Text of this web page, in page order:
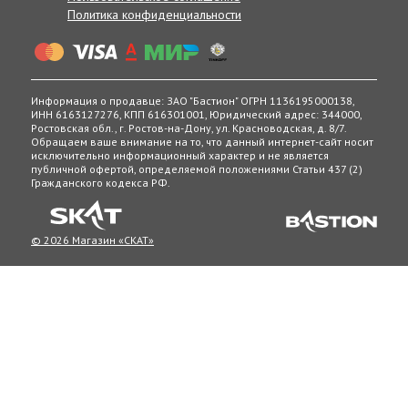
Политика конфиденциальности
© 2026 Магазин «СКАТ»
Информация о продавце: ЗАО "Бастион" ОГРН 1136195000138,
ИНН 6163127276, КПП 616301001, Юридический адрес: 344000,
Ростовская обл., г. Ростов-на-Дону, ул. Красноводская, д. 8/7.
Обращаем ваше внимание на то, что данный интернет-сайт носит
исключительно информационный характер и не является
публичной офертой, определяемой положениями Статьи 437 (2)
Гражданского кодекса РФ.